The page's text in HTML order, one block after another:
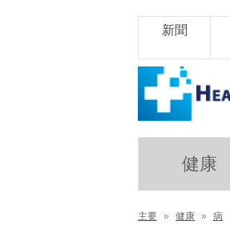
新聞
健康
主要 » 健康 » 病